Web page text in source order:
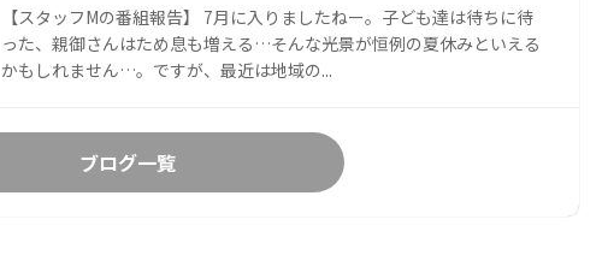
【スタッフMの番組報告】 7月に入りましたねー。子ども達は待ちに待
った、親御さんはため息も増える…そんな光景が恒例の夏休みといえる
かもしれません…。ですが、最近は地域の...
ブログ一覧